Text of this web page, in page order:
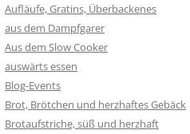
Aufläufe, Gratins, Überbackenes
aus dem Dampfgarer
Aus dem Slow Cooker
auswärts essen
Blog-Events
Brot, Brötchen und herzhaftes Gebäck
Brotaufstriche, süß und herzhaft